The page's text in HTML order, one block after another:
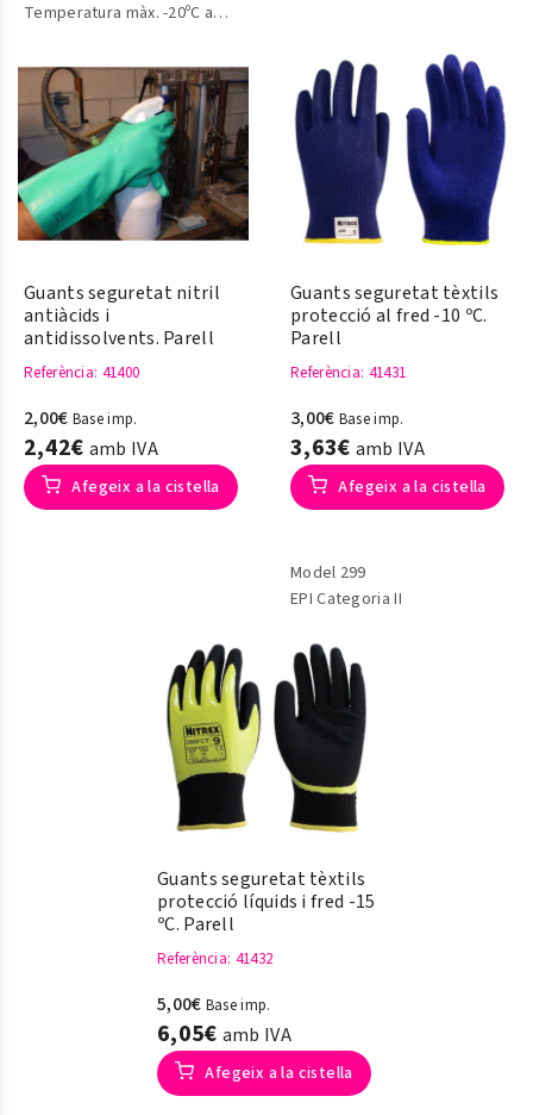
Temperatura màx. -20ºC a
Pics flexibles per a una bona
subjecció
Guants seguretat nitril
antiàcids i
antidissolvents. Parell
Referència: 41400
2,00€ Base imp.
2,42€ amb IVA
Afegeix a la cistella
Guants seguretat tèxtils
protecció al fred -10 ºC.
Parell
Referència: 41431
3,00€ Base imp.
3,63€ amb IVA
Afegeix a la cistella
Model 299
EPI Categoria II
Guants seguretat tèxtils
protecció líquids i fred -15
ºC. Parell
Referència: 41432
5,00€ Base imp.
6,05€ amb IVA
Afegeix a la cistella